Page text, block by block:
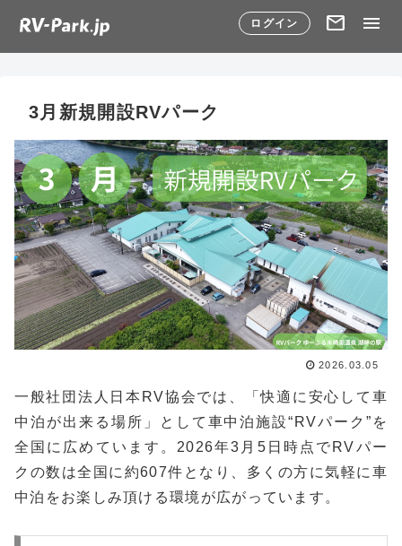
ログイン mail menu
3月新規開設RVパーク
2026.03.05
一般社団法人日本RV協会では、「快適に安心して車
中泊が出来る場所」として車中泊施設“RVパーク”を
全国に広めています。2026年3月5日時点でRVパー
クの数は全国に約607件となり、多くの方に気軽に車
中泊をお楽しみ頂ける環境が広がっています。